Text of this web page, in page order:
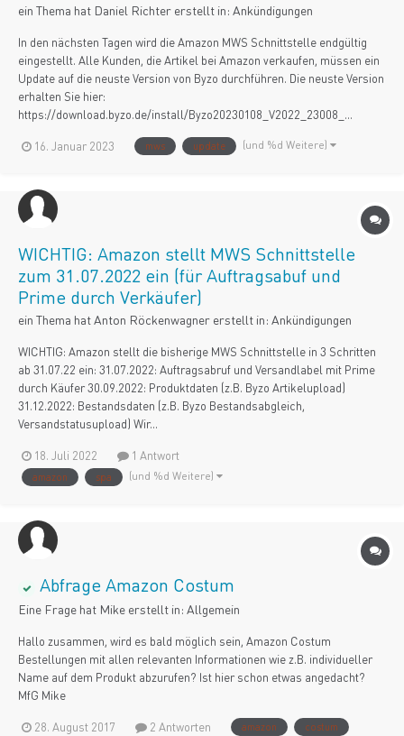
ein Thema hat Daniel Richter erstellt in: Ankündigungen
In den nächsten Tagen wird die Amazon MWS Schnittstelle endgültig
eingestellt. Alle Kunden, die Artikel bei Amazon verkaufen, müssen ein
Update auf die neuste Version von Byzo durchführen. Die neuste Version
erhalten Sie hier:
https://download.byzo.de/install/Byzo20230108_V2022_23008_...
16. Januar 2023 mws update (und %d Weitere)
WICHTIG: Amazon stellt MWS Schnittstelle
zum 31.07.2022 ein (für Auftragsabuf und
Prime durch Verkäufer)
ein Thema hatAnton Röckenwagner erstellt in: Ankündigungen
WICHTIG: Amazon stellt die bisherige MWS Schnittstelle in 3 Schritten
ab 31.07.22 ein: 31.07.2022: Auftragsabruf und Versandlabel mit Prime
durch Käufer 30.09.2022: Produktdaten (z.B. Byzo Artikelupload)
31.12.2022: Bestandsdaten (z.B. Byzo Bestandsabgleich,
Versandstatusupload) Wir...
18. Juli 2022 1 Antwort
amazon spa (und %d Weitere)
Abfrage Amazon Costum
Eine Frage hat Mike erstellt in: Allgemein
Hallo zusammen, wird es bald möglich sein, Amazon Costum
Bestellungen mit allen relevanten Informationen wie z.B. individueller
Name auf dem Produkt abzurufen? Ist hier schon etwas angedacht?
MfG Mike
28. August 2017 2 Antworten amazon costum